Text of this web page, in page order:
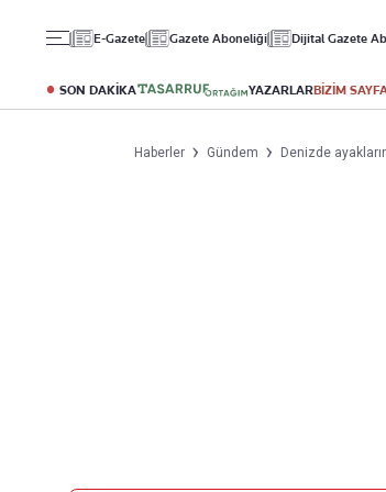
E-Gazete Gazete Aboneliği Dijital Gazete
SON DAKİKA YAZARLARBİZİM
Altın
Döviz
Kripto Para
Haberler Gündem Denizde